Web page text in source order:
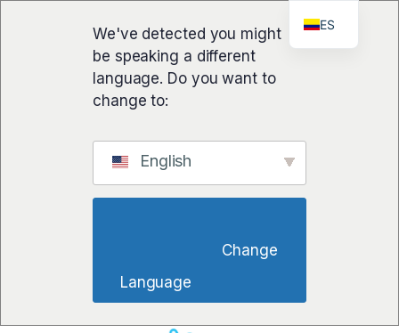
We've detected you might
be speaking a different
language. Do you want to
change to:
English
Language
ES